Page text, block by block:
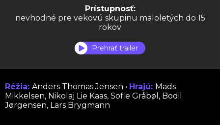
Prístupnosť:
nevhodné pre vekovú skupinu maloletých do 15
rokov
Prehrať trailer
Réžia: Anders Thomas Jensen • Hrajú: Mads
Mikkelsen, Nikolaj Lie Kaas, Sofie Gråbøl, Bodil
Jørgensen, Lars Brygmann